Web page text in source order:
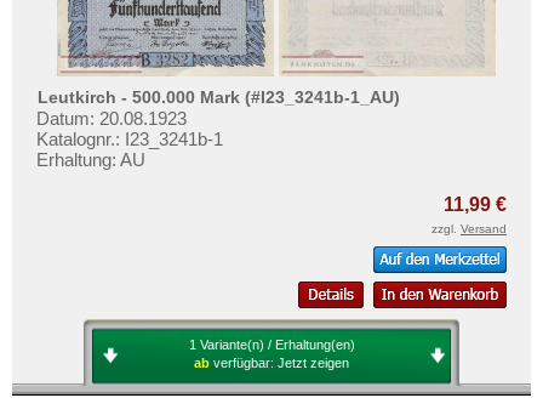
Limbach
Limburg
Lindau
Lindenberg i. Allgäu
List
Löbau
Lobeda
Testbanknoten
Banknotenbriefe
Kataloge
Aufbewahrung
Gutscheine
Preislisten
Ankauf
Leutkirch - 500.000 Mark (#I23_3241b-1_AU)
Datum: 20.08.1923
Katalognr.: I23_3241b-1
Erhaltung: AU
11,99 €
zzgl. Versand
1 Variante(n) / Erhaltung(en)
ab verfügbar: Jetzt zeigen